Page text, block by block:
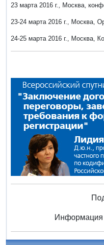
23 марта 2016 г., Москва,
23-24 марта 2016 г., Москва,
24-25 марта 2016 г., Москва,
Информация